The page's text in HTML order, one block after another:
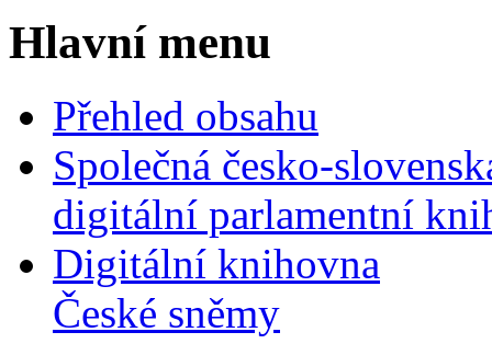
Hlavní menu
Přehled obsahu
Společná česko-
digitální parlamentní
Digitální knihovna
České sněmy